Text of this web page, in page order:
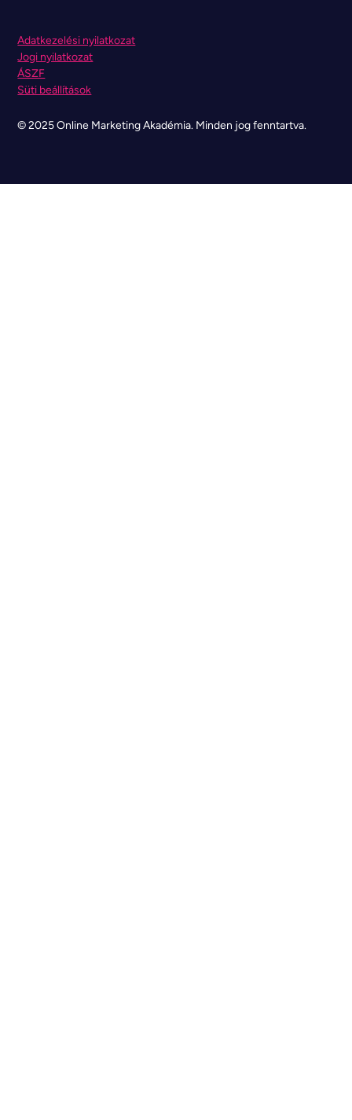
© 2025 Online Marketing Akadémia. Minden jog fenntartva.
Adatkezelési nyilatkozat
Jogi nyilatkozat
ÁSZF
Süti beállítások